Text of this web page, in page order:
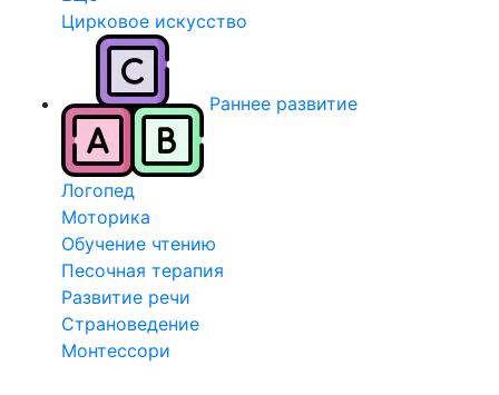
Цирковое искусство
Раннее развитие
Логопед
Моторика
Обучение чтению
Песочная терапия
Развитие речи
Страноведение
Монтессори